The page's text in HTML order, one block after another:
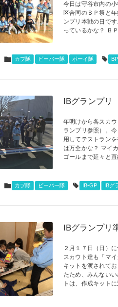
今日は守谷市内の
区合同のＢＰ祭と
ンプリ本戦の日で
っているかな？ Ｂ
カブ隊 ビーバー隊 ボーイ隊
IBグランプ
年明けから各スカ
ランプリ参照）。
用してテストラン
は万全かな？ マイ
ゴールまで延々と
カブ隊 ビーバー隊 IB-GP IBグ
IBグランプリ
２月１７日（日）
スカウト達も「マ
キットを渡されて
たため、みんない
トは、作成キット